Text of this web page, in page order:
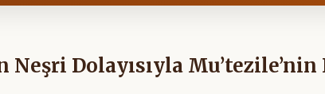
Neşri Dolayısıyla